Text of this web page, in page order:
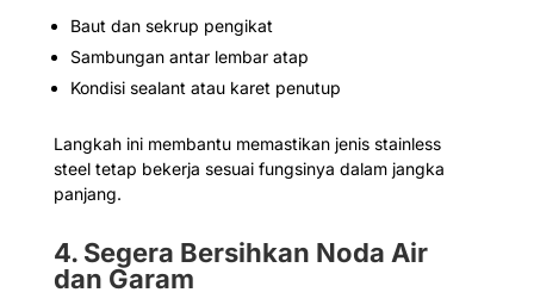
Baut dan sekrup pengikat
Sambungan antar lembar atap
Kondisi sealant atau karet penutup
Langkah ini membantu memastikan jenis stainless
steel tetap bekerja sesuai fungsinya dalam jangka
panjang.
4. Segera Bersihkan Noda Air
dan Garam